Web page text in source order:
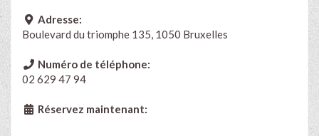
Adresse:
Boulevard du triomphe 135, 1050 Bruxelles
Numéro de téléphone:
02 629 47 94
Réservez maintenant: